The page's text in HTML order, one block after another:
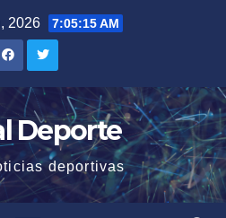
2026 7:05:15 AM
Deporte
deportivas